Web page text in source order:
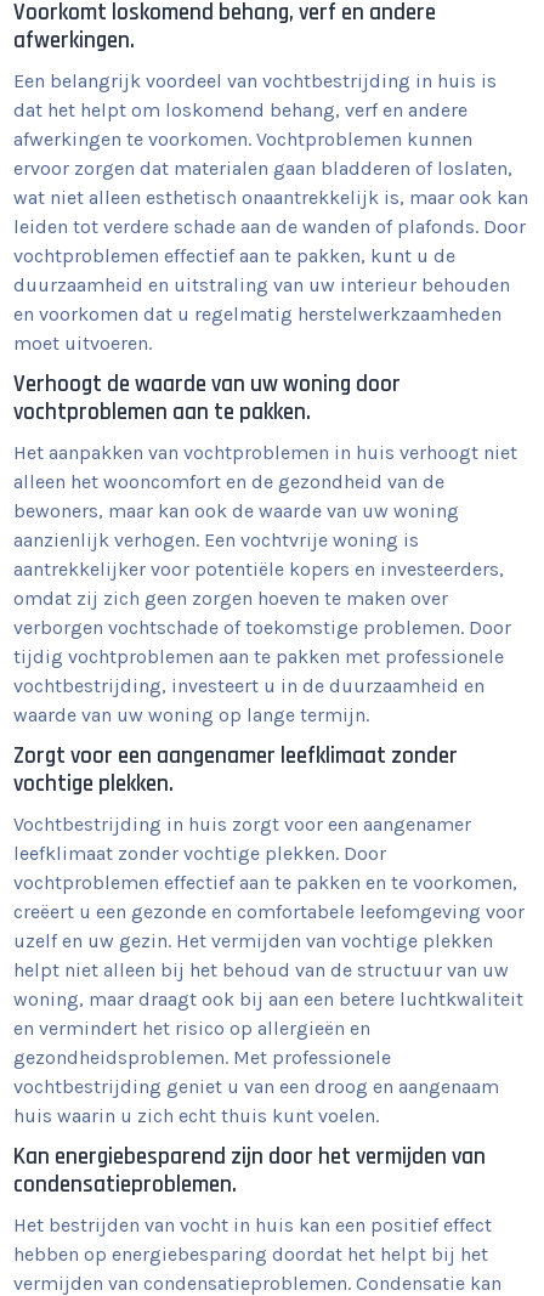
Voorkomt loskomend behang, verf en andere
afwerkingen.
Een belangrijk voordeel van vochtbestrijding in huis is
dat het helpt om loskomend behang, verf en andere
afwerkingen te voorkomen. Vochtproblemen kunnen
ervoor zorgen dat materialen gaan bladderen of loslaten,
wat niet alleen esthetisch onaantrekkelijk is, maar ook kan
leiden tot verdere schade aan de wanden of plafonds. Door
vochtproblemen effectief aan te pakken, kunt u de
duurzaamheid en uitstraling van uw interieur behouden
en voorkomen dat u regelmatig herstelwerkzaamheden
moet uitvoeren.
Verhoogt de waarde van uw woning door
vochtproblemen aan te pakken.
Het aanpakken van vochtproblemen in huis verhoogt niet
alleen het wooncomfort en de gezondheid van de
bewoners, maar kan ook de waarde van uw woning
aanzienlijk verhogen. Een vochtvrije woning is
aantrekkelijker voor potentiële kopers en investeerders,
omdat zij zich geen zorgen hoeven te maken over
verborgen vochtschade of toekomstige problemen. Door
tijdig vochtproblemen aan te pakken met professionele
vochtbestrijding, investeert u in de duurzaamheid en
waarde van uw woning op lange termijn.
Zorgt voor een aangenamer leefklimaat zonder
vochtige plekken.
Vochtbestrijding in huis zorgt voor een aangenamer
leefklimaat zonder vochtige plekken. Door
vochtproblemen effectief aan te pakken en te voorkomen,
creëert u een gezonde en comfortabele leefomgeving voor
uzelf en uw gezin. Het vermijden van vochtige plekken
helpt niet alleen bij het behoud van de structuur van uw
woning, maar draagt ook bij aan een betere luchtkwaliteit
en vermindert het risico op allergieën en
gezondheidsproblemen. Met professionele
vochtbestrijding geniet u van een droog en aangenaam
huis waarin u zich echt thuis kunt voelen.
Kan energiebesparend zijn door het vermijden van
condensatieproblemen.
Het bestrijden van vocht in huis kan een positief effect
hebben op energiebesparing doordat het helpt bij het
vermijden van condensatieproblemen. Condensatie kan